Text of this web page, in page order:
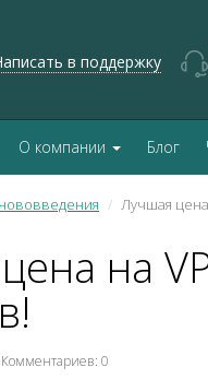
в поддержку
О компании Блог
Лучшая
на
Комментариев: 0